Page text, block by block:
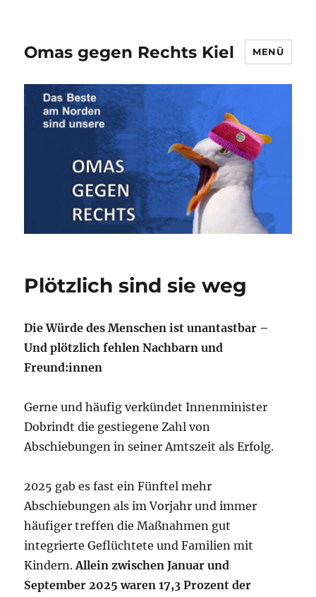
Omas gegen Rechts Kiel MENÜ
Plötzlich sind sie weg
Die Würde des Menschen ist unantastbar –
Und plötzlich fehlen Nachbarn und
Freund:innen
Gerne und häufig verkündet Innenminister
Dobrindt die gestiegene Zahl von
Abschiebungen in seiner Amtszeit als Erfolg.
2025 gab es fast ein Fünftel mehr
Abschiebungen als im Vorjahr und immer
häufiger treffen die Maßnahmen gut
integrierte Geflüchtete und Familien mit
Kindern.Allein zwischen Januar und
September 2025 waren 17,3 Prozent der